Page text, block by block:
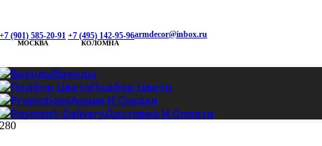
+7 (901) 585-20-91
МОСКВА
+7 (495) 142-95-96
КОЛОМНА
armdecor@inbox.ru
Бренды
Подбор Цвета
Акции И Скидки
Доставка И Оплата